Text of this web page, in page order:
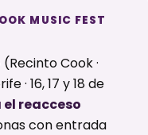
MUSIC FEST
(Recinto Cook ·
· 16, 17 y 18 de
reacceso
con entrada